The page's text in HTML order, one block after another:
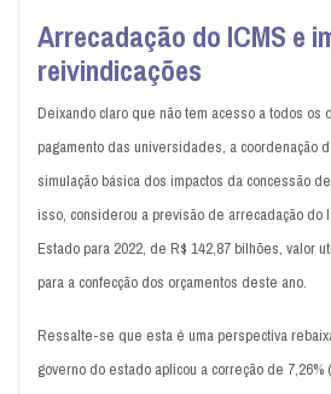
Arrecadação do ICMS e
reivindicações
Deixando claro que não tem acesso a todos os
pagamento das universidades, a coordenação
simulação básica dos impactos da concessão
isso, considerou a previsão de arrecadação do
Estado para 2022, de R$ 142,87 bilhões, valor
para a confecção dos orçamentos deste ano.
Ressalte-se que esta é uma perspectiva
governo do estado aplicou a correção de 7,26%